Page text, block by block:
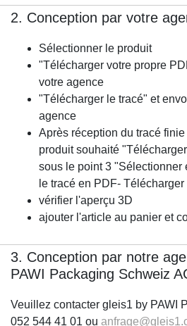
2. Conception par votre
Sélectionner le produit
"Télécharger votre propre
votre agence
"Télécharger le tracé" et
agence
Après réception du tracé
produit souhaité
sous le point 3 "Sélectionner
le tracé en PDF-
vérifier l'aperçu 3D
ajouter l'article au panier et
3. Conception par notre
PAWI Packaging Schweiz
Veuillez contacter gleis1 by PAWI
052 544 41 01 ou